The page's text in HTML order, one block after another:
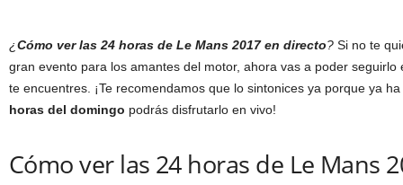
¿Cómo ver las 24 horas de Le Mans 2017 en directo? Si no te
gran evento para los amantes del motor, ahora vas a poder
te encuentres. ¡Te recomendamos que lo sintonices ya porque ya
horas del domingo podrás disfrutarlo en vivo!
Cómo ver las 24 horas de Le Mans